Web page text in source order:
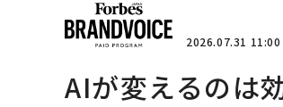
2026.07.31 11:00
AIが変えるの